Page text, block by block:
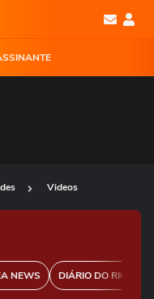
Videos
NEWS DIÁRIO DO RIO